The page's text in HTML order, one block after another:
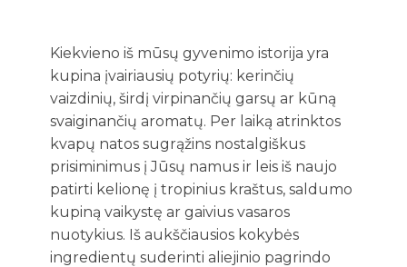
Kiekvieno iš mūsų gyvenimo istorija yra
kupina įvairiausių potyrių: kerinčių
vaizdinių, širdį virpinančių garsų ar kūną
svaiginančių aromatų. Per laiką atrinktos
kvapų natos sugrąžins nostalgiškus
prisiminimus į Jūsų namus ir leis iš naujo
patirti kelionę į tropinius kraštus, saldumo
kupiną vaikystę ar gaivius vasaros
nuotykius. Iš aukščiausios kokybės
ingredientų suderinti aliejinio pagrindo